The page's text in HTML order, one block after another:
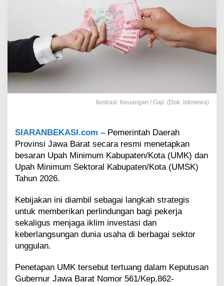
a
n
U
a
r
a
t
6
,
K
o
t
e
k
Ilustrasi: Keuangan / Gaji. (Dok: Istimewa)
SIARANBEKASI.com – Pemerintah Daerah
Provinsi Jawa Barat secara resmi menetapkan
besaran Upah Minimum Kabupaten/Kota (UMK) dan
Upah Minimum Sektoral Kabupaten/Kota (UMSK)
Tahun 2026.
Kebijakan ini diambil sebagai langkah strategis
untuk memberikan perlindungan bagi pekerja
sekaligus menjaga iklim investasi dan
keberlangsungan dunia usaha di berbagai sektor
unggulan.
Penetapan UMK tersebut tertuang dalam Keputusan
Gubernur Jawa Barat Nomor 561/Kep.862-